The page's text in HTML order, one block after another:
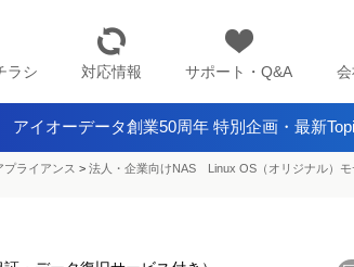
ラシ 対応情報 サポート・Q&A
アイオーデータ創業50周年 特別企画・最新
ライアンス​ > 法人・企業向けNAS Linux OS（オリジナル）モ